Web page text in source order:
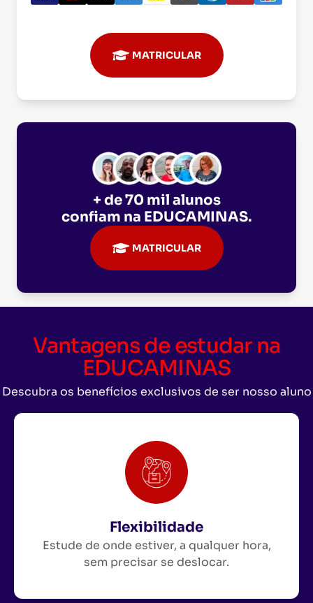
MATRICULAR
+ de 70 mil alunos
confiam na EDUCAMINAS.
MATRICULAR
Vantagens de estudar na
EDUCAMINAS
Descubra os benefícios exclusivos de ser nosso aluno
Flexibilidade
Estude de onde estiver, a qualquer hora,
sem precisar se deslocar.